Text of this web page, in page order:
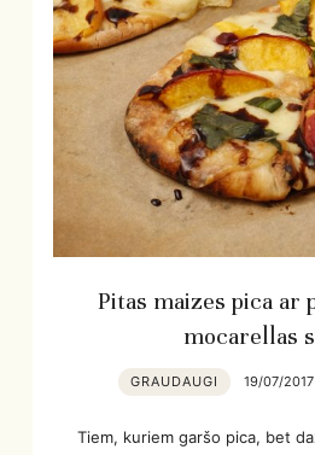
Pitas maizes pica ar
mocarellas
GRAUDAUGI 19/07/2017
Tiem, kuriem garšo pica, bet